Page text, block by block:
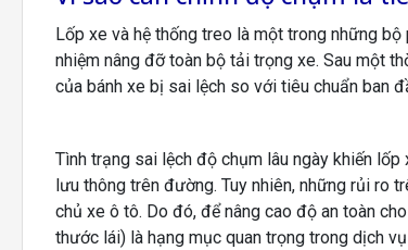
Lốp xe và hệ thống treo là một trong những
nhiệm nâng đỡ toàn bộ tải trọng xe. Sau một
của bánh xe bị sai lệch so với tiêu chuẩn ban
Tình trạng sai lệch độ chụm lâu ngày khiến
lưu thông trên đường. Tuy nhiên, những rủi ro
chủ xe ô tô. Do đó, để nâng cao độ an toàn
thước lái) là hạng mục quan trọng trong dịch